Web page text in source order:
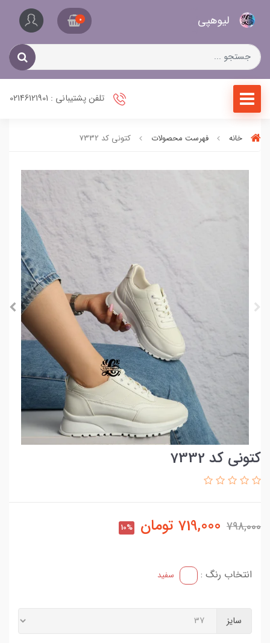
لیو‌هپی 0
تلفن پشتیبانی : 02146121901
خانه فهرست محصولات کتونی کد 7332
کتونی کد 7332
798,000
719,000 تومان 10%
انتخاب رنگ : سفید
سایز